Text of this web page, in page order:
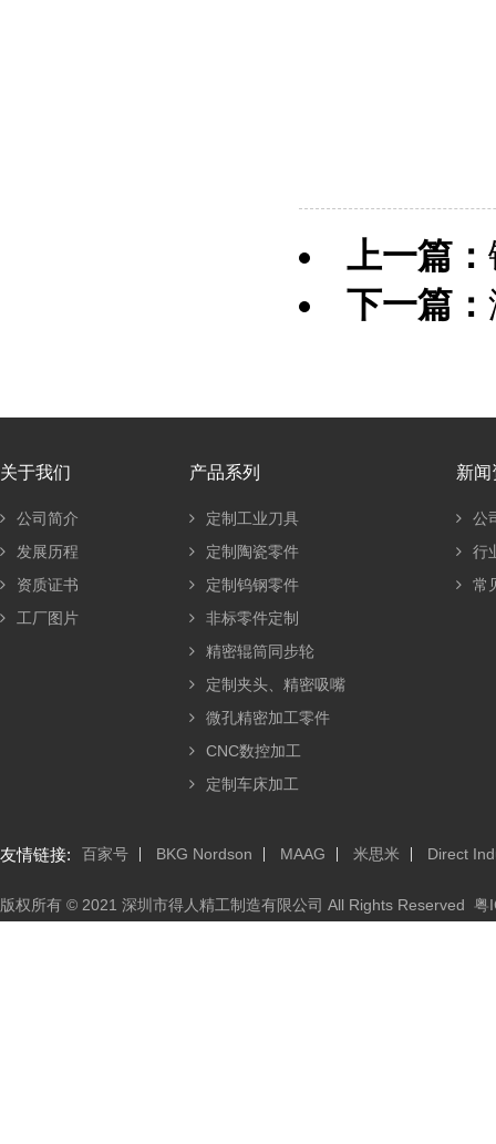
上一篇：
下一篇：
关于我们
公司简介
发展历程
资质证书
工厂图片
产品系列
定制工业刀具
定制陶瓷零件
定制钨钢零件
非标零件定制
精密辊筒同步轮
定制夹头、精密吸嘴
微孔精密加工零件
CNC数控加工
定制车床加工
新闻
公
行
常
友情链接: 百家号 BKG Nordson MAAG 米思米 Direct
版权所有 © 2021 深圳市得人精工制造有限公司 All Rights Reserved 粤